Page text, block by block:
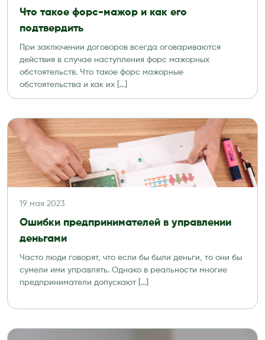
Что такое форс-мажор и как его
подтвердить
При заключении договоров всегда оговариваются
действия в случае наступления форс мажорных
обстоятельств. Что такое форс мажорные
обстоятельства и как их […]
19 мая 2023
Ошибки предпринимателей в управлении
деньгами
Часто люди говорят, что если бы были деньги, то они бы
сумели ими управлять. Однако в реальности многие
предприниматели допускают […]